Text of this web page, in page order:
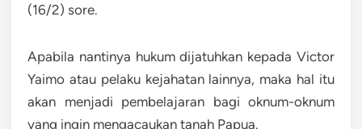
(16/2) sore.
Apabila nantinya hukum dijatuhkan kepada Victor
Yaimo atau pelaku kejahatan lainnya, maka hal itu
akan menjadi pembelajaran bagi oknum-oknum
yang ingin mengacaukan tanah Papua.